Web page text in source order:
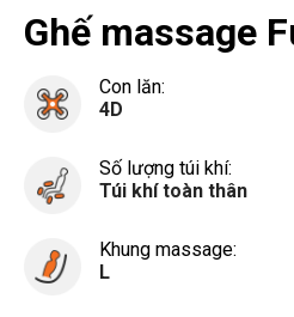
Ghế massage
4D1/ 4D2/ 4D3
Con lăn:
4D
Số lượng túi khí:
Túi khí toàn thân
Khung massage:
L